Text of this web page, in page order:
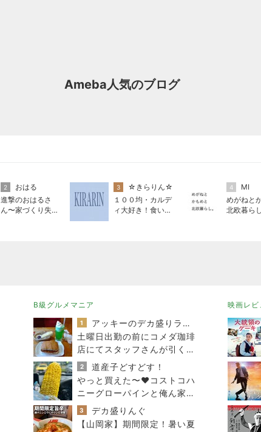
Ameba人気のブログ
2
おはる
進撃のおはるさ
ん〜家づくり失敗
3
☆きらりん☆
１００均・カルデ
ィ大好き！食いし
4
MI
めがねと
北欧暮らし
B級グルメマニア
1
アッキーのデカ盛りライフ
土曜日出勤の前にコメダ珈琲
店にてスタッフさんが引くく
らいガッツリと腹ごしらえ
2
道産子どすどす！
やっと買えた〜❤️コストコハ
ニーグローパインと俺ん家の
とうきび
3
デカ盛りんぐ
【山岡家】期間限定！暑い夏
映画レビ